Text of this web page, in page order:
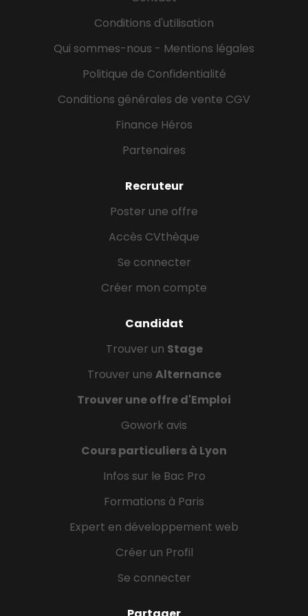
Conditions d'utilisation
Qui sommes-nous - Mentions légales
Politique de Confidentialité
Conditions générales de vente CGV
Finance Héros
Partenaires
Recruteur
Poster une offre
Accès CVthèque
Se connecter
Créer mon compte
Candidat
Trouver un Stage
Trouver une Alternance
Trouver une offre d'Emploi
Gowork avis
Cours particuliers à Lyon
Infos sur le Bac Pro
Formations à Paris
Expert en développement web
Créer un Profil
Se connecter